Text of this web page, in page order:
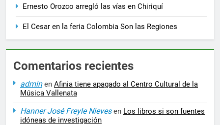
Ernesto Orozco arregló las vías en Chiriquí
El Cesar en la feria Colombia Son las Regiones
Comentarios recientes
adminen Afinia tiene apagado al Centro Cultural de la
Música Vallenata
Hanner José Freyle Nievesen Los libros si son fuentes
idóneas de investigación